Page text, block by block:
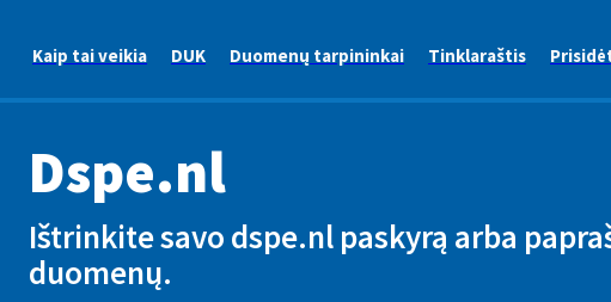
Kaip tai veikia DUK Duomenų tarpininkai Tinklaraštis
Dspe.nl
Ištrinkite savo dspe.nl paskyrą arba
duomenų.